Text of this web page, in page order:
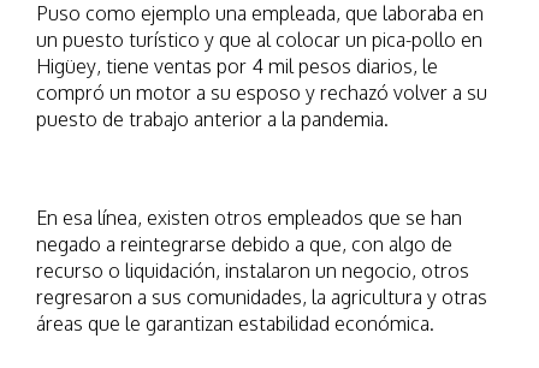
Puso como ejemplo una empleada, que laboraba en
un puesto turístico y que al colocar un pica-pollo en
Higüey, tiene ventas por 4 mil pesos diarios, le
compró un motor a su esposo y rechazó volver a su
puesto de trabajo anterior a la pandemia.
En esa línea, existen otros empleados que se han
negado a reintegrarse debido a que, con algo de
recurso o liquidación, instalaron un negocio, otros
regresaron a sus comunidades, la agricultura y otras
áreas que le garantizan estabilidad económica.